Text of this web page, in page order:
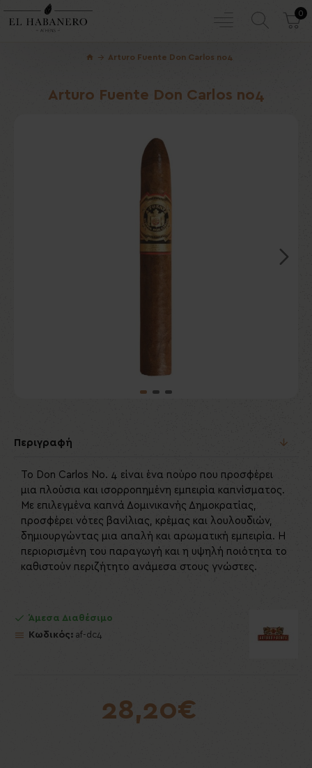
0
Arturo Fuente Don Carlos no4
Arturo Fuente Don Carlos no4
Περιγραφή
Το Don Carlos No. 4 είναι ένα πούρο που προσφέρει
μια πλούσια και ισορροπημένη εμπειρία καπνίσματος.
Με επιλεγμένα καπνά Δομινικανής Δημοκρατίας,
προσφέρει νότες βανίλιας, κρέμας και λουλουδιών,
δημιουργώντας μια απαλή και αρωματική εμπειρία. Η
περιορισμένη του παραγωγή και η υψηλή ποιότητα το
καθιστούν περιζήτητο ανάμεσα στους γνώστες.
28,20€
Άμεσα Διαθέσιμο
Κωδικός: af-dc4